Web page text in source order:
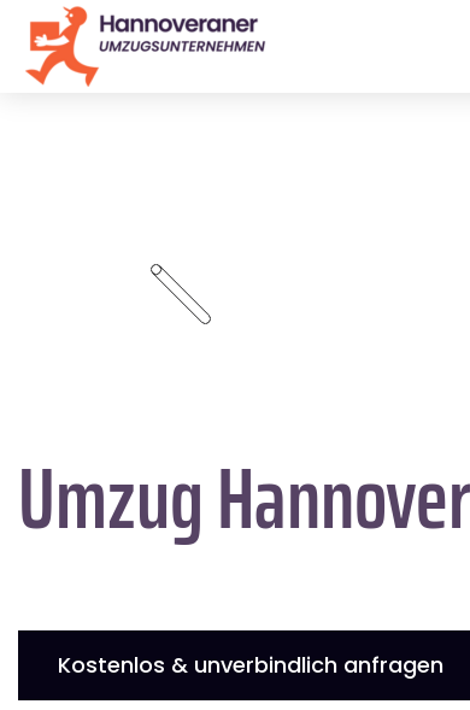
Umzug Hannover
Kostenlos & unverbindlich anfragen